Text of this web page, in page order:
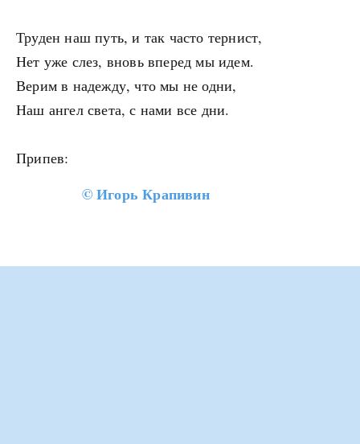
Труден наш путь, и так часто тернист,
Нет уже слез, вновь вперед мы идем.
Верим в надежду, что мы не одни,
Наш ангел света, с нами все дни.
Припев:
©Игорь Крапивин